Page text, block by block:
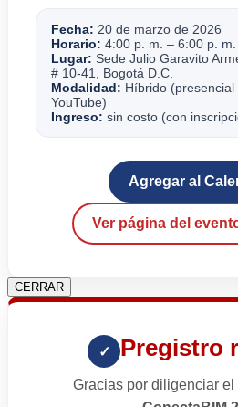
Fecha: 20 de marzo de 2026
Horario: 4:00 p. m. – 6:00 p.
Lugar: Sede Julio Garavito
# 10-41, Bogotá D.C.
Modalidad: Híbrido
YouTube)
Ingreso: sin costo (con
Agregar al
Ver página del
CERRAR
✓ Pregistro
Gracias por diligenciar el